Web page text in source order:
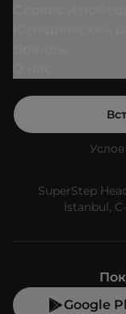
SuperStep
İstanbul,
Google